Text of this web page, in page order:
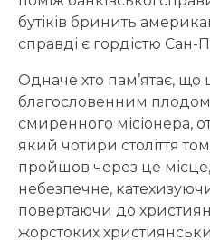
бутіків бринить
справді є гордістю Сан-
Одначе хто пам’ятає, що
благословенним плодом
смиренного місіонера,
який чотири століття
пройшов через це місце,
небезпечне, катехизуючи
повертаючи до
жорстоких